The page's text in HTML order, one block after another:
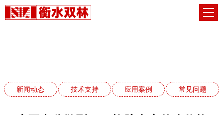
新闻动态 技术支持 应用案例 常见问题